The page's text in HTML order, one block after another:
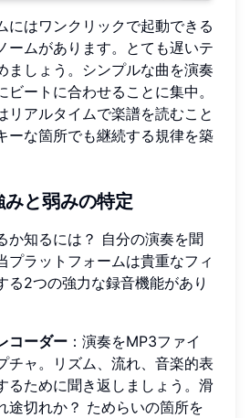
にはワンクリックで起動できる
ームがあります。とても遅いテ
ましょう。シンプルな曲を演奏
ビートに合わせることに集中。
リアルタイムで楽譜を読むこと
ーな箇所でも継続する規律を築
と弱みの特定
か知るには？ 自分の演奏を聞
プラットフォームは貴重なフィ
る2つの強力な録音機能があり
コーダー ：演奏をMP3ファイ
チャ。リズム、流れ、音楽的表
るために聞き返しましょう。滑
途切れか？ ためらいの箇所を